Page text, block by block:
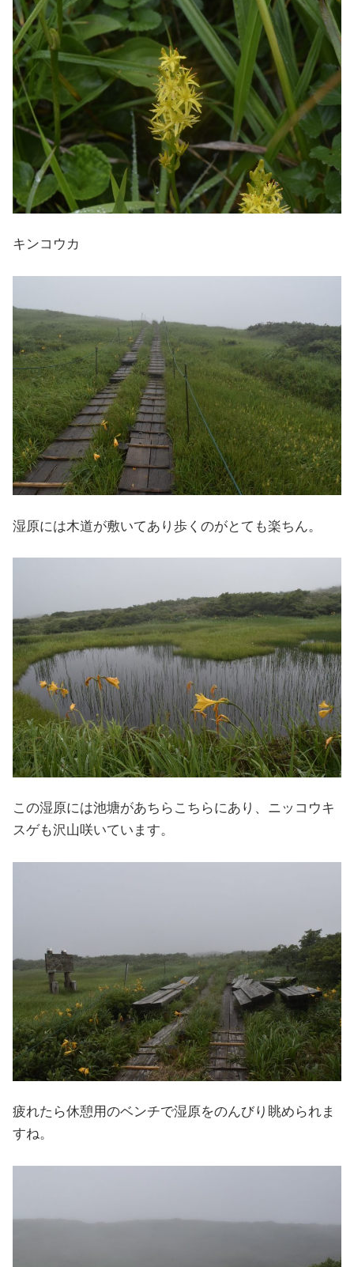
キンコウカ
湿原には木道が敷いてあり歩くのがとても楽ちん。
この湿原には池塘があちらこちらにあり、ニッコウキ
スゲも沢山咲いています。
疲れたら休憩用のベンチで湿原をのんびり眺められま
すね。